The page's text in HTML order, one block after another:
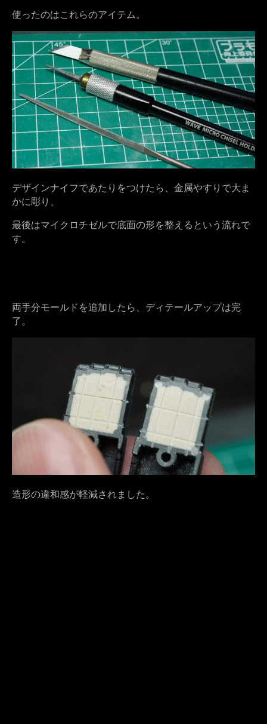
使ったのはこれらのアイテム。
デザインナイフであたりをつけたら、金属やすりで大ま
かに彫り、
最後はマイクロチゼルで底面の形を整えるという流れで
す。
両手分モールドを追加したら、ディテールアップは完
了。
造形の違和感が軽減されました。